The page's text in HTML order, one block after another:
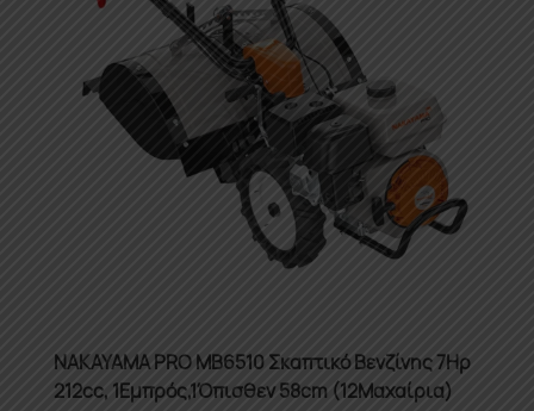
NAKAYAMA PRO MB6510 Σκαπτικό Βενζίνης 7Ηρ
212cc, 1Εμπρός,1Όπισθεν 58cm (12Μαχαίρια)